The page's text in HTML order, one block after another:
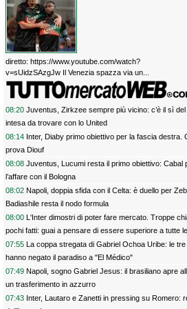
diretto: https://www.youtube.com/watch?
v=sUidzSAzgJw Il Venezia spazza via un...
08:20 Juventus, Zirkzee sempre più vicino: c’è il sì del
intesa da trovare con lo United
08:14 Inter, Diaby primo obiettivo per la fascia destra.
prova Diouf
08:08 Juventus, Lucumi resta il primo obiettivo: Cabal
l’affare con il Bologna
08:02 Napoli, doppia sfida con il Celta: è duello per
Badiashile resta il nodo formula
08:00 L'Inter dimostri di poter fare mercato. Troppe
pochi fatti: guai a pensare di essere superiore a tutte
prescindere. Juve, il portiere può diventare un
serve una decisione netta
07:55 La coppa stregata di Gabriel Ochoa Uribe: le
hanno negato il paradiso a "El Médico"
07:49 Napoli, sogno Gabriel Jesus: il brasiliano apre
un trasferimento in azzurro
07:43 Inter, Lautaro e Zanetti in pressing su Romero: